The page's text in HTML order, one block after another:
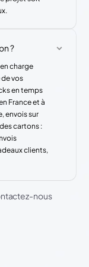
?
charge
vos
en temps
France et à
envois sur
cartons :
clients,
nous